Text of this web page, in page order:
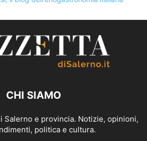
CHI SIAMO
Salerno e provincia. Notizie, opinioni,
politica e cultura.